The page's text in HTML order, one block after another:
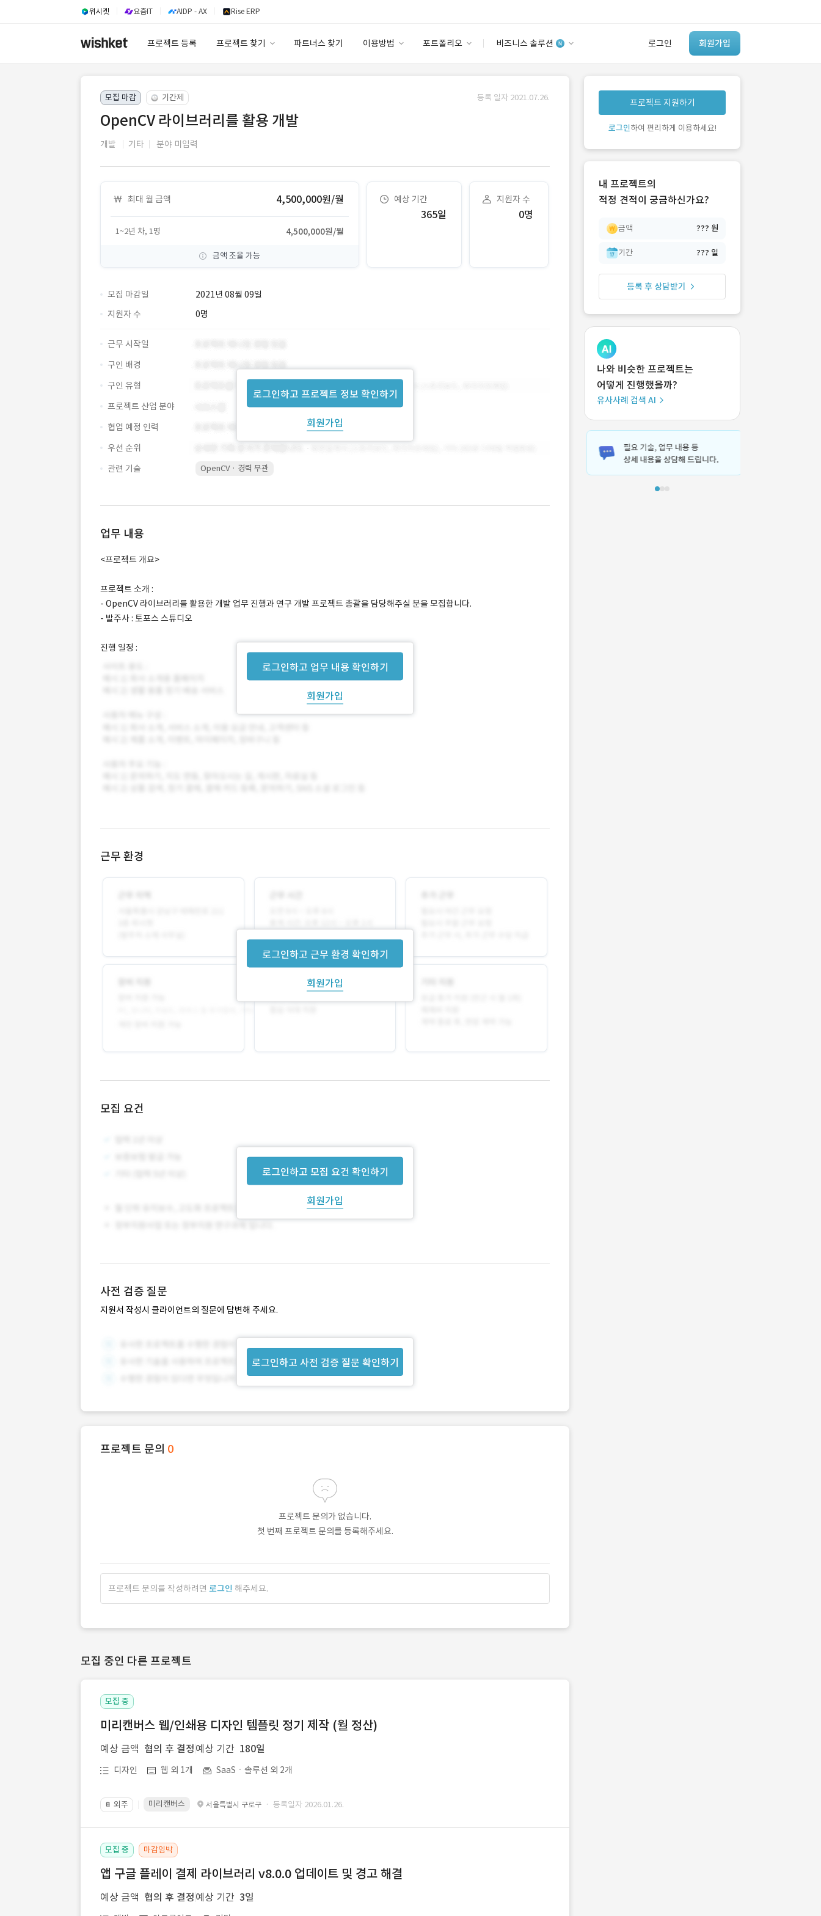
위시켓 요즘IT AIDP - AX Rise ERP
프로젝트 등록 프로젝트 찾기 파트너스 찾기 이용방법 포트폴리오 비즈니스 솔루션 로그인 회원가입
안심 코드 케어
유사사례 검색 AI
‘이런 거’ 만들어본
개발 회사 있어?
모집 마감 기간제 등록 일자 2021.07.26.
OpenCV 라이브러리를 활용 개발
개발 기타 분야 미입력
최대 월 금액 4,500,000원/월
1~2년 차, 1명 4,500,000원/월
금액 조율 가능
예상 기간
365일
지원자 수
0명
모집 마감일
2021년 08월 09일
지원자 수
0명
로그인하고 프로젝트 정보 확인하기
회원가입
근무 시작일
구인 배경
구인 유형
프로젝트 산업 분야
협업 예정 인력
우선 순위
관련 기술
OpenCV · 경력 무관
업무 내용
로그인하고 업무 내용 확인하기
회원가입
<프로젝트 개요>
프로젝트 소개 :
- OpenCV 라이브러리를 활용한 개발 업무 진행과 연구 개발 프로젝트 총괄을 담당해주실 분을 모집합니다.
- 발주사 : 토포스 스튜디오
진행 일정 :
근무 환경
로그인하고 근무 환경 확인하기
회원가입
모집 요건
로그인하고 모집 요건 확인하기
회원가입
사전 검증 질문
지원서 작성시 클라이언트의 질문에 답변해 주세요.
로그인하고 사전 검증 질문 확인하기
프로젝트 문의 0
프로젝트 문의가 없습니다.
첫 번째 프로젝트 문의를 등록해주세요.
프로젝트 문의를 작성하려면 로그인 해주세요.
모집 중인 다른 프로젝트
모집 중
미리캔버스 웹/인쇄용 디자인 템플릿 정기 제작 (월 정산)
예상 금액 협의 후 결정 예상 기간 180일
디자인 웹 외 1개 SaaSㆍ솔루션 외 2개
📔 외주 미리캔버스 서울특별시 구로구 · 등록일자 2026.01.26.
모집 중 마감임박
앱 구글 플레이 결제 라이브러리 v8.0.0 업데이트 및 경고 해결
예상 금액 협의 후 결정 예상 기간 3일
프로젝트 지원하기
로그인하여 편리하게 이용하세요!
내 프로젝트의
적정 견적이 궁금하신가요?
금액 ??? 원
기간 ??? 일
등록 후 상담받기
나와 비슷한 프로젝트는
어떻게 진행했을까?
유사사례 검색 AI